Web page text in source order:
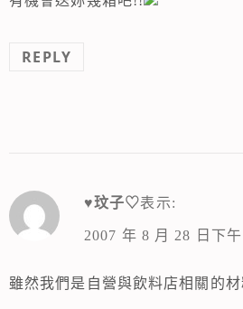
REPLY
♥玟子♡表示:
2007 年 8 月 28 日下
雖然我們是自營與飲料店相關的